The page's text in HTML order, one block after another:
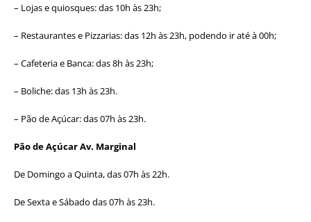
– Lojas e quiosques: das 10h às 23h;
– Restaurantes e Pizzarias: das 12h às 23h, podendo ir até à 00h;
– Cafeteria e Banca: das 8h às 23h;
– Boliche: das 13h às 23h.
– Pão de Açúcar: das 07h às 23h.
Pão de Açúcar Av. Marginal
De Domingo a Quinta, das 07h às 22h.
De Sexta e Sábado das 07h às 23h.